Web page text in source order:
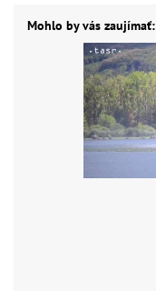
Mohlo by vás zaujímať: